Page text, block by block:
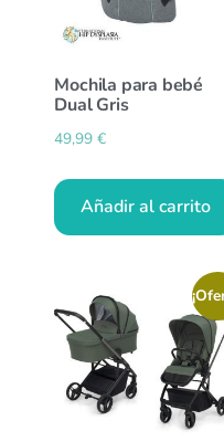
Mochila para bebé
Dual Gris
49,99€
Añadir al carrito